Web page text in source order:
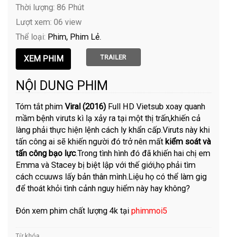
Thời lượng: 86 Phút
Lượt xem: 06 view
Thể loại: Phim Phim Lẻ
TRAILER
NỘI DUNG PHIM
Tóm tắt phimViral (2016) Full HD Vietsub xoay quanh
mầm bệnh viruts kì lạ xảy ra tại một thị trấn,khiến cả
làng phải thực hiện lệnh cách ly khẩn cấp.Viruts này khi
tấn công ai sẽ khiến người đó trở nên mấtkiểm soát và
tấn công bạo lực.Trong tình hình đó đã khiến hai chị em
Emma và Stacey bị biệt lập với thế giới,họ phải tìm
cách ccuuws lấy bản thân mình.Liệu họ có thể làm gig
để thoát khỏi tình cảnh nguy hiểm này hay không?
Đón xem phim chất lượng 4k tạiphimmoi5